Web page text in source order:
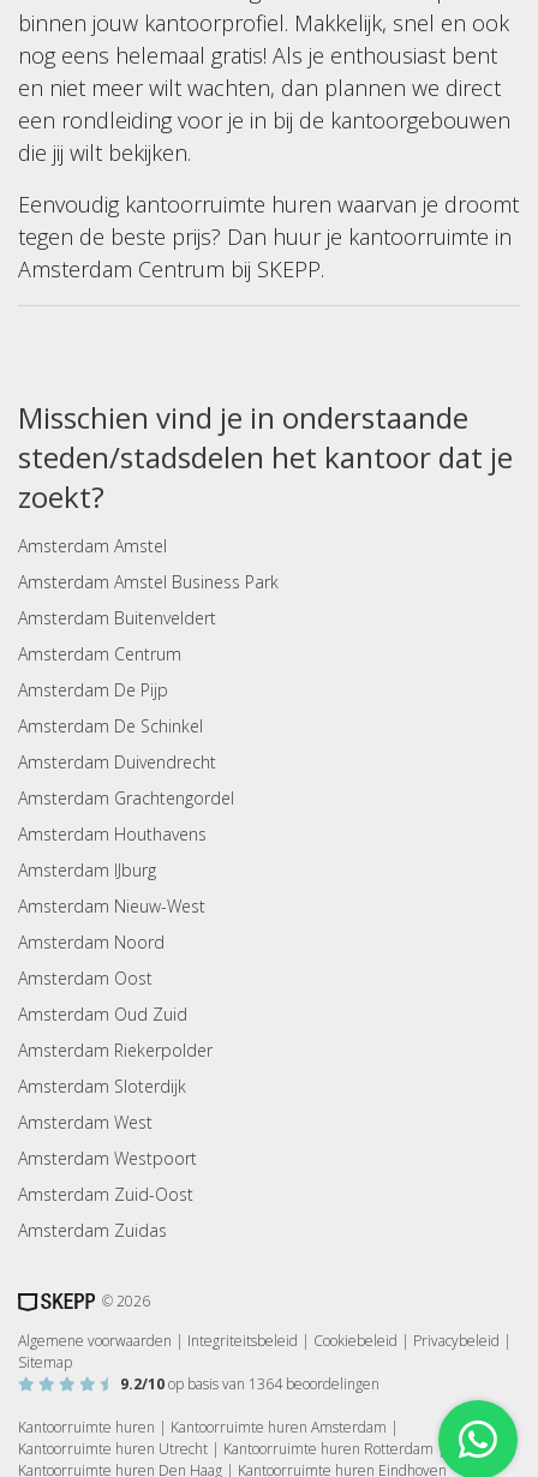
binnen jouw kantoorprofiel. Makkelijk, snel en ook
nog eens helemaal gratis! Als je enthousiast bent
en niet meer wilt wachten, dan plannen we direct
een rondleiding voor je in bij de kantoorgebouwen
die jij wilt bekijken.
Eenvoudig kantoorruimte huren waarvan je droomt
tegen de beste prijs? Dan huur je kantoorruimte in
Amsterdam Centrum bij SKEPP.
Misschien vind je in onderstaande
steden/stadsdelen het kantoor dat je
zoekt?
Amsterdam Amstel
Amsterdam Amstel Business Park
Amsterdam Buitenveldert
Amsterdam Centrum
Amsterdam De Pijp
Amsterdam De Schinkel
Amsterdam Duivendrecht
Amsterdam Grachtengordel
Amsterdam Houthavens
Amsterdam IJburg
Amsterdam Nieuw-West
Amsterdam Noord
Amsterdam Oost
Amsterdam Oud Zuid
Amsterdam Riekerpolder
Amsterdam Sloterdijk
Amsterdam West
Amsterdam Westpoort
Amsterdam Zuid-Oost
Amsterdam Zuidas
© 2026
Algemene voorwaarden | Integriteitsbeleid | Cookiebeleid | Privacybeleid |
Sitemap
9.2/10op basis van 1364beoordelingen
Kantoorruimte huren | Kantoorruimte huren Amsterdam |
Kantoorruimte huren Utrecht | Kantoorruimte huren Rotterdam |
Kantoorruimte huren Den Haag | Kantoorruimte huren Eindhoven